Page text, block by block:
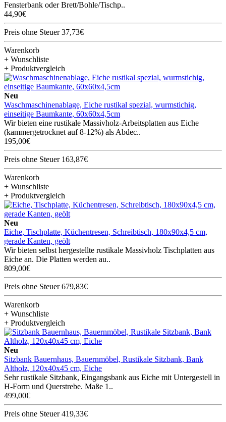
Fensterbank oder Brett/Bohle/Tischp..
44,90€
Preis ohne Steuer 37,73€
Warenkorb
+ Wunschliste
+ Produktvergleich
Neu
Waschmaschinenablage, Eiche rustikal spezial, wurmstichig,
einseitige Baumkante, 60x60x4,5cm
Wir bieten eine rustikale Massivholz-Arbeitsplatten aus Eiche
(kammergetrocknet auf 8-12%) als Abdec..
195,00€
Preis ohne Steuer 163,87€
Warenkorb
+ Wunschliste
+ Produktvergleich
Neu
Eiche, Tischplatte, Küchentresen, Schreibtisch, 180x90x4,5 cm,
gerade Kanten, geölt
Wir bieten selbst hergestellte rustikale Massivholz Tischplatten aus
Eiche an. Die Platten werden au..
809,00€
Preis ohne Steuer 679,83€
Warenkorb
+ Wunschliste
+ Produktvergleich
Neu
Sitzbank Bauernhaus, Bauernmöbel, Rustikale Sitzbank, Bank
Altholz, 120x40x45 cm, Eiche
Sehr rustikale Sitzbank, Eingangsbank aus Eiche mit Untergestell in
H-Form und Querstrebe. Maße 1..
499,00€
Preis ohne Steuer 419,33€